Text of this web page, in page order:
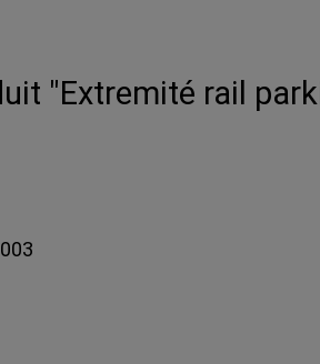
"Extremité rail